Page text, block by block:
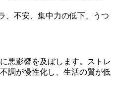
、不安、集中力の低下、うつ
悪影響を及ぼします。ストレ
調が慢性化し、生活の質が低